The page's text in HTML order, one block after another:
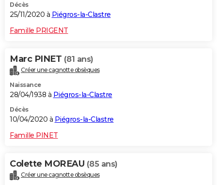
Décès
25/11/2020 à Piégros-la-Clastre
Famille PRIGENT
Marc PINET (81 ans)
Créer une cagnotte obsèques
Naissance
28/04/1938 à Piégros-la-Clastre
Décès
10/04/2020 à Piégros-la-Clastre
Famille PINET
Colette MOREAU (85 ans)
Créer une cagnotte obsèques